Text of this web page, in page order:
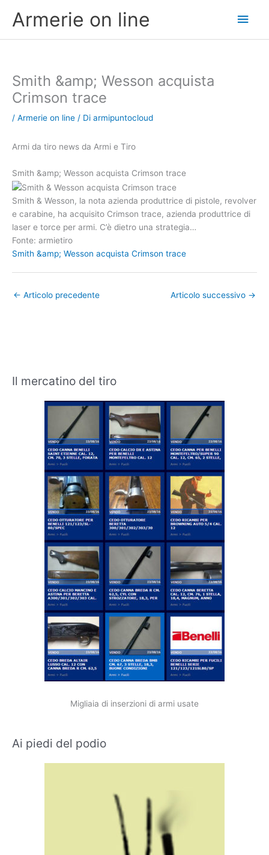
Armerie on line
Smith &amp; Wesson acquista
Crimson trace
/ Armerie on line / Di armipuntocloud
Armi da tiro news da Armi e Tiro
Smith &amp; Wesson acquista Crimson trace
Smith & Wesson, la nota azienda produttrice di pistole, revolver
e carabine, ha acquisito Crimson trace, azienda produttrice di
laser e torce per armi. C’è dietro una strategia…
Fonte: armietiro
Smith &amp; Wesson acquista Crimson trace
← Articolo precedente Articolo successivo →
Il mercatino del tiro
Migliaia di inserzioni di armi usate
Ai piedi del podio